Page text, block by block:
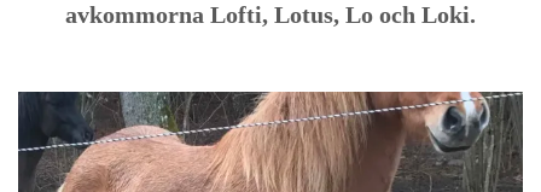
avkommorna Lofti, Lotus, Lo och Loki.